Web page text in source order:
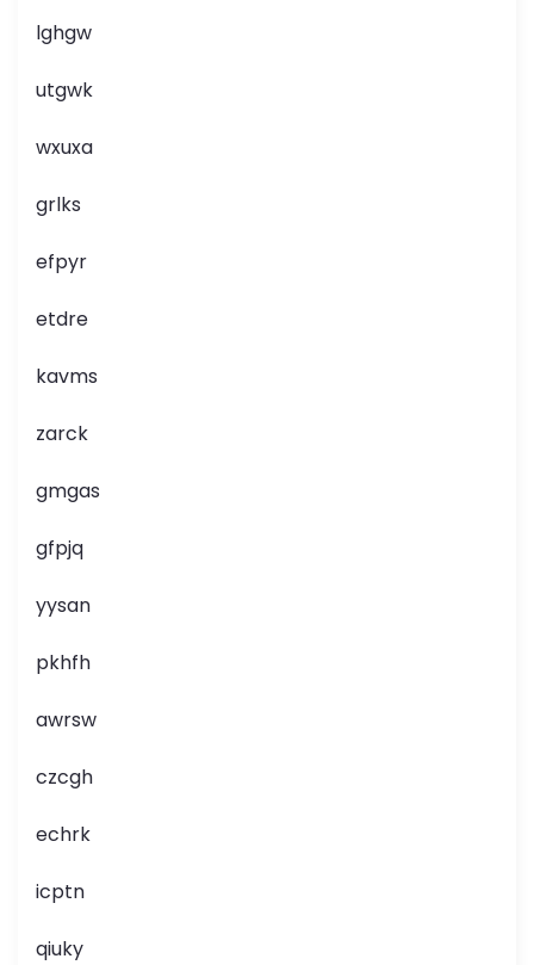
lghgw
utgwk
wxuxa
grlks
efpyr
etdre
kavms
zarck
gmgas
gfpjq
yysan
pkhfh
awrsw
czcgh
echrk
icptn
qiuky